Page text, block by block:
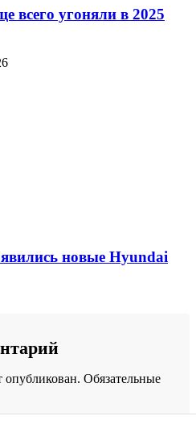
всего угоняли в 2025
новые Hyundai
опубликован. Обязательные